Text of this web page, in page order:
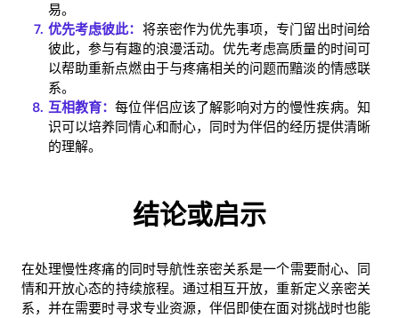
易。
优先考虑彼此： 将亲密作为优先事项，专门留出时间给
彼此，参与有趣的浪漫活动。优先考虑高质量的时间可
以帮助重新点燃由于与疼痛相关的问题而黯淡的情感联
系。
互相教育：每位伴侣应该了解影响对方的慢性疾病。知
识可以培养同情心和耐心，同时为伴侣的经历提供清晰
的理解。
结论或启示
在处理慢性疼痛的同时导航性亲密关系是一个需要耐心、同
情和开放心态的持续旅程。通过相互开放，重新定义亲密关
系，并在需要时寻求专业资源，伴侣即使在面对挑战时也能